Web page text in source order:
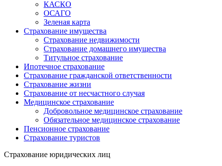
КАСКО
ОСАГО
Зеленая карта
Страхование имущества
Страхование недвижимости
Страхование домашнего имущества
Титульное страхование
Ипотечное страхование
Страхование гражданской ответственности
Страхование жизни
Страхование от несчастного случая
Медицинское страхование
Добровольное медицинское страхование
Обязательное медицинское страхование
Пенсионное страхование
Страхование туристов
Страхование юридических лиц